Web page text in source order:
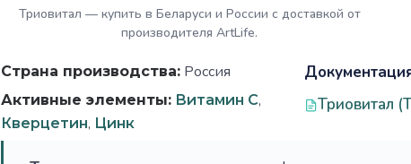
Страна производства: Россия
Активные элементы: Витамин C,
Кверцетин, Цинк
Триовитал
Триовитал — купить в Беларуси и России с доставкой от
производителя ArtLife.